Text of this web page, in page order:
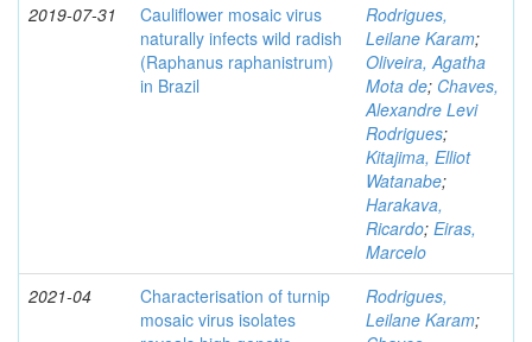
2019-07-31
Cauliflower mosaic virus
naturally infects wild radish
(Raphanus raphanistrum)
in Brazil
Rodrigues,
Leilane Karam;
Oliveira, Agatha
Mota de; Chaves,
Alexandre Levi
Rodrigues;
Kitajima, Elliot
Watanabe;
Harakava,
Ricardo; Eiras,
Marcelo
2021-04
Characterisation of turnip
mosaic virus isolates
Rodrigues,
Leilane Karam;